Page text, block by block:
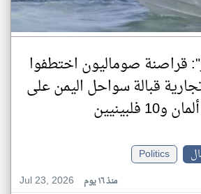
قراصنة صوماليون اختطفوا
قبالة سواحل اليمن على
Politics
Jul 23, 2026
منذ ١٦ يوم